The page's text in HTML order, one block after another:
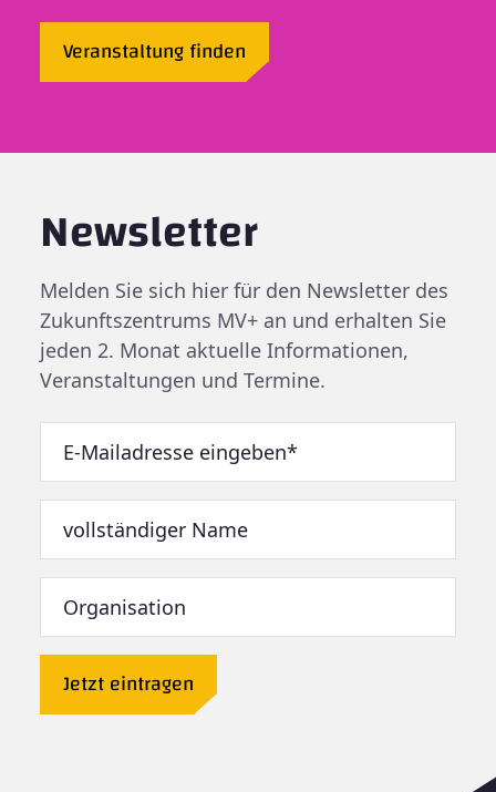
Veranstaltung finden
Newsletter
Jetzt eintragen
Melden Sie sich hier für den Newsletter des
Zukunftszentrums MV+ an und erhalten Sie
jeden 2. Monat aktuelle Informationen,
Veranstaltungen und Termine.